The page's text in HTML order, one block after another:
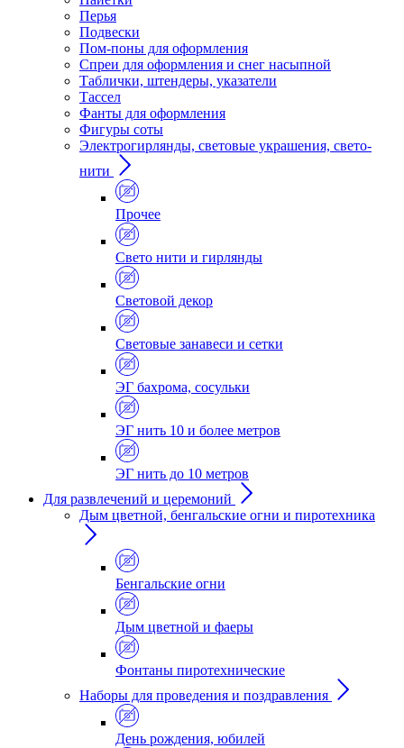
Перья
Подвески
Пом-поны для оформления
Спреи для оформления и снег насыпной
Таблички, штендеры, указатели
Тассел
Фанты для оформления
Фигуры соты
Электрогирлянды, световые украшения, свето-
нити
Прочее
Свето нити и гирлянды
Световой декор
Световые занавеси и сетки
ЭГ бахрома, сосульки
ЭГ нить 10 и более метров
ЭГ нить до 10 метров
Для развлечений и церемоний
Дым цветной, бенгальские огни и пиротехника
Бенгальские огни
Дым цветной и фаеры
Фонтаны пиротехнические
Наборы для проведения и поздравления
День рождения, юбилей